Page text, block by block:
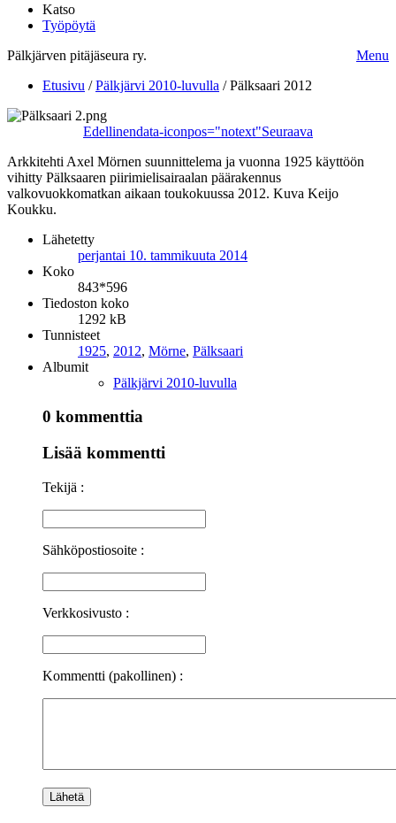
Katso
Työpöytä
Pälkjärven pitäjäseura ry.
Menu
Etusivu /Pälkjärvi 2010-luvulla /Pälksaari 2012
Edellinendata-iconpos="notext"Seuraava
Arkkitehti Axel Mörnen suunnittelema ja vuonna 1925 käyttöön
vihitty Pälksaaren piirimielisairaalan päärakennus
valkovuokkomatkan aikaan toukokuussa 2012. Kuva Keijo
Koukku.
Lähetetty
perjantai 10. tammikuuta 2014
Koko
843*596
Tiedoston koko
1292 kB
Tunnisteet
1925, 2012, Mörne, Pälksaari
Albumit
Pälkjärvi 2010-luvulla
0 kommenttia
Lisää kommentti
Tekijä :
Sähköpostiosoite :
Verkkosivusto :
Kommentti (pakollinen) :